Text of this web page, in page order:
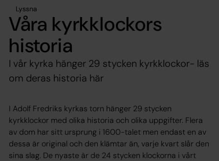
Lyssna
Våra kyrkklockors
historia
I vår kyrka hänger 29 stycken kyrkklockor- läs
om deras historia här
I Adolf Fredriks kyrkas torn hänger 29 stycken
kyrkklockor med olika historia och olika uppgifter. Flera
av dom har sitt ursprung i 1600-talet men endast en av
dessa är original och den klämtar än, varje kvart slår den
sina slag. De nyaste är de 24 stycken klockorna i vårt